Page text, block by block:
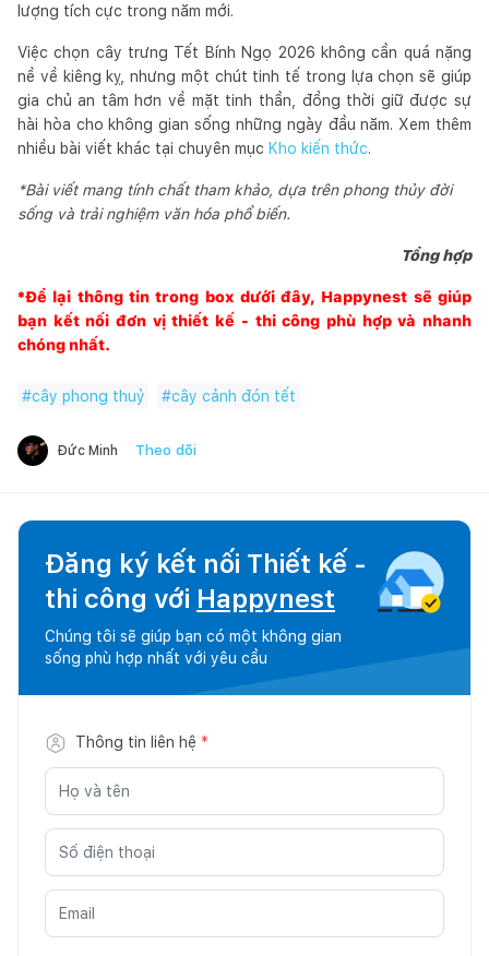
lượng tích cực trong năm mới.
Việc chọn cây trưng Tết Bính Ngọ 2026 không cần quá nặng
nề về kiêng kỵ, nhưng một chút tinh tế trong lựa chọn sẽ giúp
gia chủ an tâm hơn về mặt tinh thần, đồng thời giữ được sự
hài hòa cho không gian sống những ngày đầu năm. Xem thêm
nhiều bài viết khác tại chuyên mục Kho kiến thức.
*Bài viết mang tính chất tham khảo, dựa trên phong thủy đời
sống và trải nghiệm văn hóa phổ biến.
Tổng hợp
*Để lại thông tin trong box dưới đây, Happynest sẽ giúp
bạn kết nối đơn vị thiết kế - thi công phù hợp và nhanh
chóng nhất.
#cây phong thuỷ #cây cảnh đón tết
Đức Minh Theo dõi
Đăng ký kết nối Thiết kế -
thi công với Happynest
Chúng tôi sẽ giúp bạn có một không gian
sống phù hợp nhất với yêu cầu
Thông tin liên hệ *